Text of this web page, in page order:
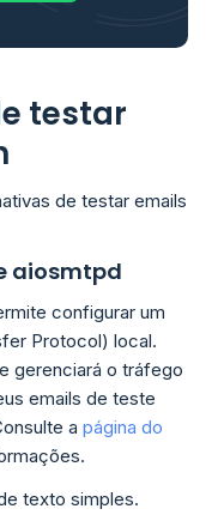
testar
de testar emails
aiosmtpd
configurar um
Protocol) local.
gerenciará o tráfego
emails de teste
a página do
texto simples.